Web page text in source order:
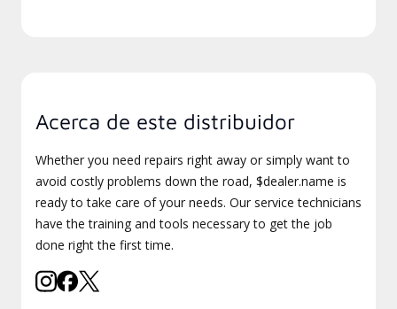
Acerca de este distribuidor
Whether you need repairs right away or simply want to
avoid costly problems down the road, $dealer.name is
ready to take care of your needs. Our service technicians
have the training and tools necessary to get the job
done right the first time.